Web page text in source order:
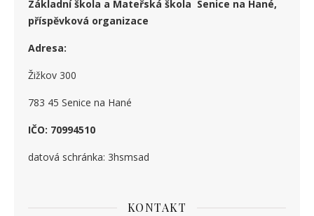
Základní škola a Mateřská škola Senice na Hané,
příspěvková organizace
Adresa:
Žižkov 300
783 45 Senice na Hané
IČO: 70994510
datová schránka: 3hsmsad
KONTAKT